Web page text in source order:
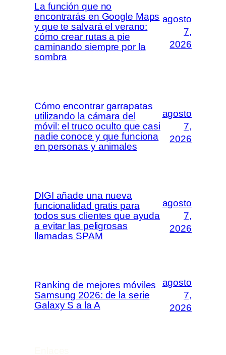
La función que no
encontrarás en Google Maps
y que te salvará el verano:
cómo crear rutas a pie
caminando siempre por la
sombra
agosto
7,
2026
Cómo encontrar garrapatas
utilizando la cámara del
móvil: el truco oculto que casi
nadie conoce y que funciona
en personas y animales
agosto
7,
2026
DIGI añade una nueva
funcionalidad gratis para
todos sus clientes que ayuda
a evitar las peligrosas
llamadas SPAM
agosto
7,
2026
Ranking de mejores móviles
Samsung 2026: de la serie
Galaxy S a la A
agosto
7,
2026